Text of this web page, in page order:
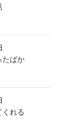
たばか
れる